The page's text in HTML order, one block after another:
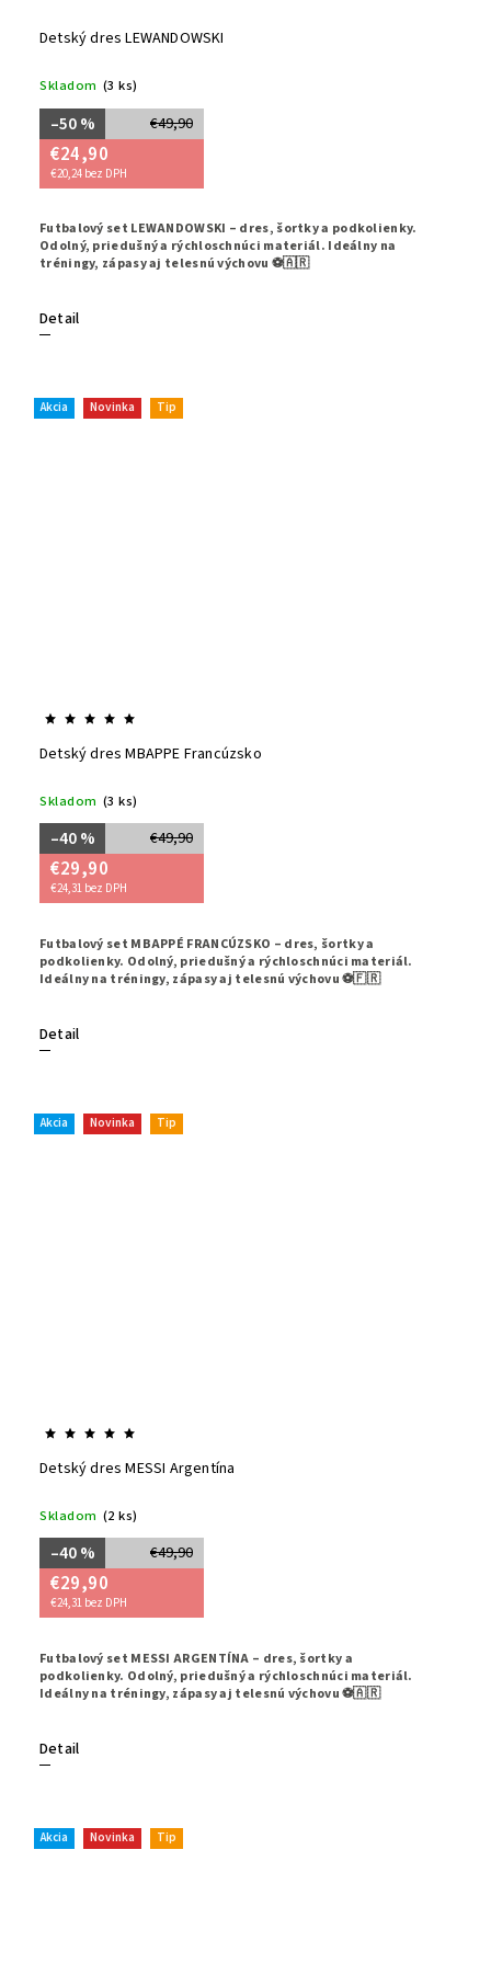
Detský dres LEWANDOWSKI
Skladom (3 ks)
€49,90
–50 %
€24,90
€20,24 bez DPH
Detail
Futbalový set LEWANDOWSKI – dres, šortky a podkolienky.
Odolný, priedušný a rýchloschnúci materiál. Ideálny na
tréningy, zápasy aj telesnú výchovu ⚽🇦🇷
Akcia Novinka Tip
Detský dres MBAPPE Francúzsko
Skladom (3 ks)
€49,90
–40 %
€29,90
€24,31 bez DPH
Detail
Futbalový set MBAPPÉ FRANCÚZSKO – dres, šortky a
podkolienky. Odolný, priedušný a rýchloschnúci materiál.
Ideálny na tréningy, zápasy aj telesnú výchovu ⚽🇫🇷
Akcia Novinka Tip
Detský dres MESSI Argentína
Skladom (2 ks)
€49,90
–40 %
€29,90
€24,31 bez DPH
Detail
Futbalový set MESSI ARGENTÍNA – dres, šortky a
podkolienky. Odolný, priedušný a rýchloschnúci materiál.
Ideálny na tréningy, zápasy aj telesnú výchovu ⚽🇦🇷
Akcia Novinka Tip